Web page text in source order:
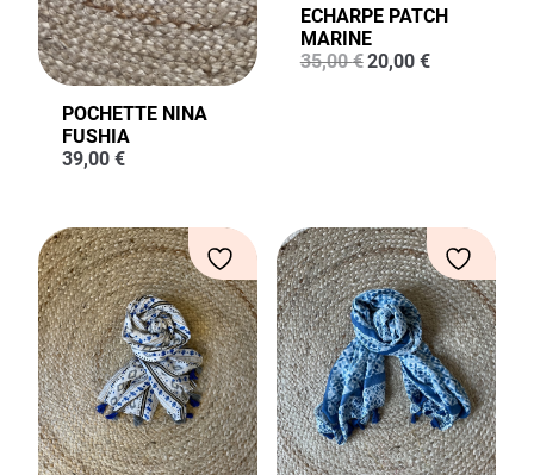
POCHETTE NINA
FUSHIA
39,00 €
ECHARPE PATCH
MARINE
35,00€Le
20,00 €Le